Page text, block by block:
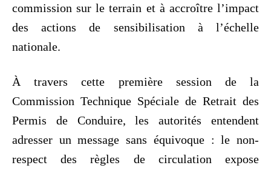
commission sur le terrain et à accroître l’impact
des actions de sensibilisation à l’échelle
nationale.
À travers cette première session de la
Commission Technique Spéciale de Retrait des
Permis de Conduire, les autorités entendent
adresser un message sans équivoque : le non-
respect des règles de circulation expose